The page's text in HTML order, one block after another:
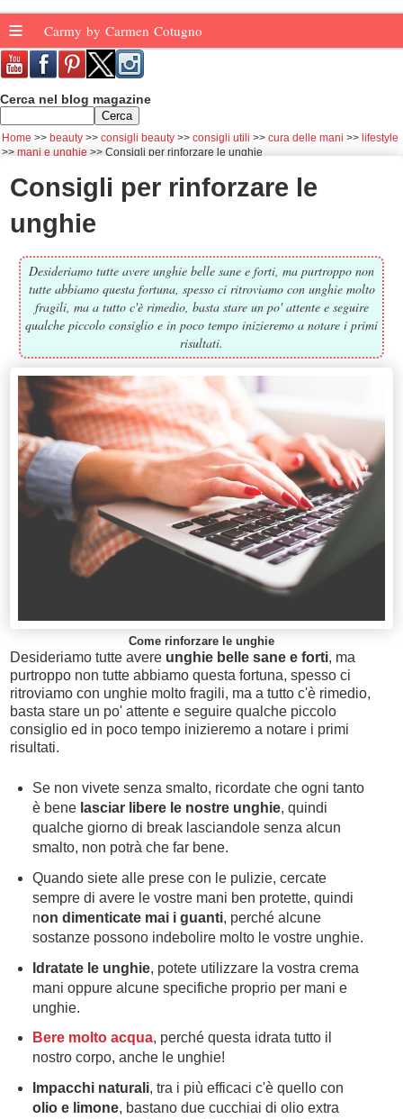
≡ Carmy by Carmen Cotugno
Cerca nel blog magazine
Home beauty consigli beauty consigli utili cura delle mani
lifestyle
mani e unghie
Consigli per rinforzare le unghie
Consigli per rinforzare le
unghie
Desideriamo tutte avere unghie belle sane e forti, ma purtroppo non
tutte abbiamo questa fortuna, spesso ci ritroviamo con unghie molto
fragili, ma a tutto c'è rimedio, basta stare un po' attente e seguire
qualche piccolo consiglio e in poco tempo inizieremo a notare i primi
risultati.
Come rinforzare le unghie
Desideriamo tutte avere unghie belle sane e forti, ma
purtroppo non tutte abbiamo questa fortuna, spesso ci
ritroviamo con unghie molto fragili, ma a tutto c'è rimedio,
basta stare un po' attente e seguire qualche piccolo
consiglio ed in poco tempo inizieremo a notare i primi
risultati.
Se non vivete senza smalto, ricordate che ogni tanto
è bene lasciar libere le nostre unghie, quindi
qualche giorno di break lasciandole senza alcun
smalto, non potrà che far bene.
Quando siete alle prese con le pulizie, cercate
sempre di avere le vostre mani ben protette, quindi
non dimenticate mai i guanti, perché alcune
sostanze possono indebolire molto le vostre unghie.
Idratate le unghie, potete utilizzare la vostra crema
mani oppure alcune specifiche proprio per mani e
unghie.
Bere molto acqua, perché questa idrata tutto il
nostro corpo, anche le unghie!
Impacchi naturali, tra i più efficaci c'è quello con
olio e limone, bastano due cucchiai di olio extra